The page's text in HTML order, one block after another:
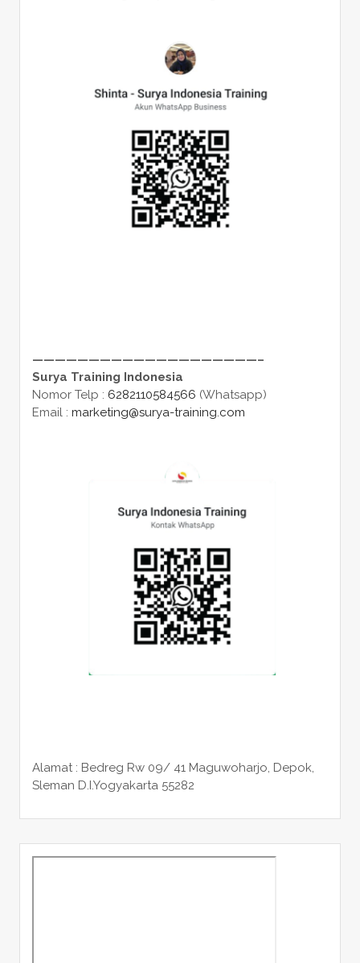
————————————————————–
Surya Training Indonesia
Nomor Telp : 6282110584566 (Whatsapp)
Email : marketing@surya-training.com
Alamat : Bedreg Rw 09/ 41 Maguwoharjo, Depok,
Sleman D.I.Yogyakarta 55282